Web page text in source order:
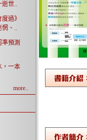
逝世..
過》
惘、..
預測
，一本
more..